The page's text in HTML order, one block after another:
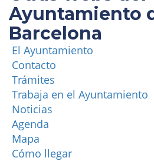
Ayuntamiento
Barcelona
El Ayuntamiento
Contacto
Trámites
Trabaja en el Ayuntamiento
Noticias
Agenda
Mapa
Cómo llegar
FUNICULAR
TIBICLUB
¿QUIÉNES SOMOS?
MÁS PRODUCTOS